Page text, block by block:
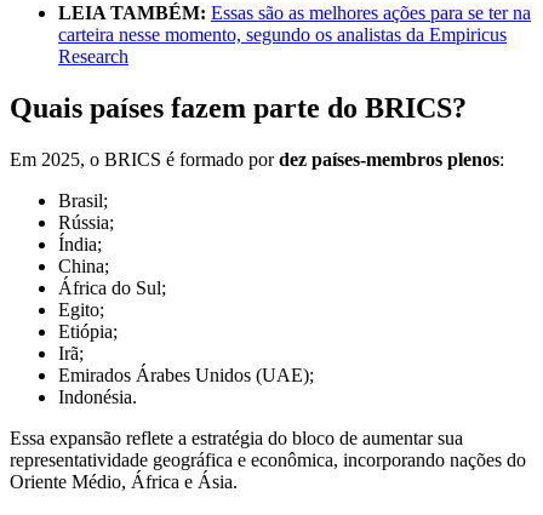
LEIA TAMBÉM: Essas são as melhores ações para se ter na
carteira nesse momento, segundo os analistas da Empiricus
Research
Quais países fazem parte do BRICS?
Em 2025, o BRICS é formado pordez países-membros plenos:
Brasil;
Rússia;
Índia;
China;
África do Sul;
Egito;
Etiópia;
Irã;
Emirados Árabes Unidos (UAE);
Indonésia.
Essa expansão reflete a estratégia do bloco de aumentar sua
representatividade geográfica e econômica, incorporando nações do
Oriente Médio, África e Ásia.